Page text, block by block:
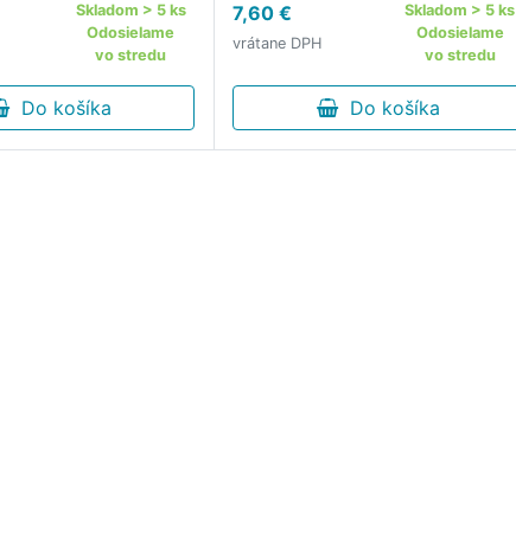
Skladom > 5 ks
Odosielame
vo stredu
Do košíka
7,60 €
vrátane DPH
Skladom > 5 ks
Odosielame
vo stredu
Do košíka